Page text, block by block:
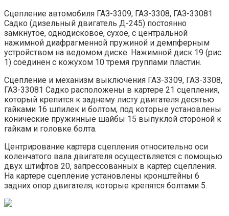
Сцепление автомобиля ГАЗ-3309, ГАЗ-3308, ГАЗ-33081
Садко (дизельный двигатель Д-245) постоянно
замкнутое, однодисковое, сухое, с центральной
нажимной диафрагменной пружиной и демпферным
устройством на ведомом диске. Нажимной диск 19 (рис.
1) соединен с кожухом 10 тремя группами пластин.
Сцепление и механизм выключения ГАЗ-3309, ГАЗ-3308,
ГАЗ-33081 Садко расположены в картере 21 сцепления,
который крепится к заднему листу двигателя десятью
гайками 16 шпилек и болтом, под которые установлены
конические пружинные шайбы 15 выпуклой стороной к
гайкам и головке болта.
Центрирование картера сцепления относительно оси
коленчатого вала двигателя осуществляется с помощью
двух штифтов 20, запрессованных в картер сцепления.
На картере сцепление установлены кронштейны 6
задних опор двигателя, которые крепятся болтами 5.